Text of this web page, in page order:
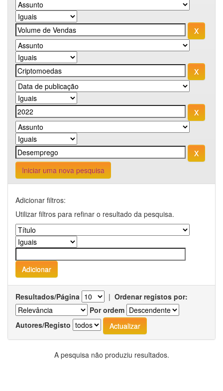
Iniciar uma nova pesquisa
Adicionar filtros:
Utilizar filtros para refinar o resultado da pesquisa.
Resultados/Página | Ordenar registos por:
Por ordem
Autores/Registo
A pesquisa não produziu resultados.